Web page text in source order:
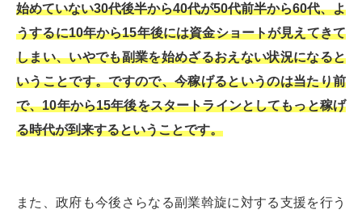
始めていない30代後半から40代が50代前半から60代、よ
うするに10年から15年後には資金ショートが見えてきて
しまい、いやでも副業を始めざるおえない状況になると
いうことです。ですので、今稼げるというのは当たり前
で、10年から15年後をスタートラインとしてもっと稼げ
る時代が到来するということです。
また、政府も今後さらなる副業斡旋に対する支援を行う